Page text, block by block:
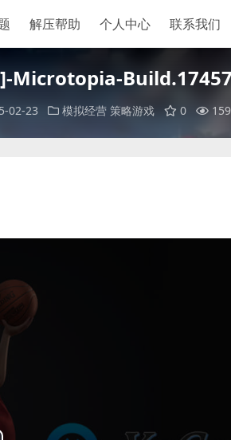
解压帮助 个人中心 联系我们
Microtopia-
02-23 模拟经营 策略游戏 0 159